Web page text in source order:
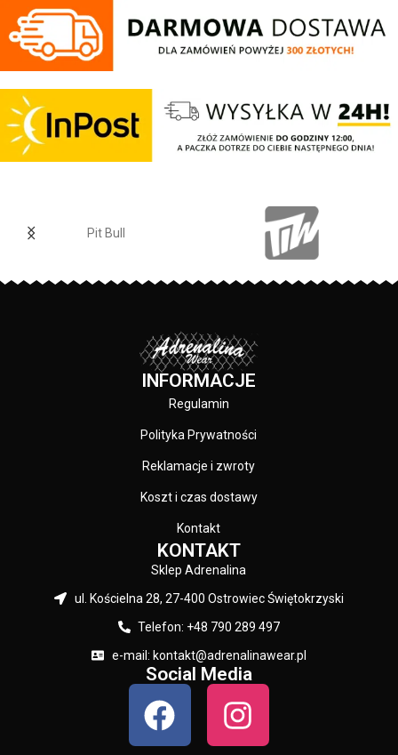
dotyku - mocne żebrowane
ściągacze na rękawach oraz u
dołu bluzy - żebrowany kołnierz -
ściągacze rękawów dodatkowo
posiadają otwory na kciuk - od
wewnętrznej strony lamówka przy
karku chroniąca przed otarciami -
silikonowa kwadratowa naszywka
na lewym rękawie z logo marki Pit
specjalistyczną technologią
bawełna / 20% poliester
Granatowy
dołu bluzy - żebrowany kołnierz -
ściągacze rękawów dodatkowo
posiadają otwory na kciuk - od
silikonowa kwadratowa naszywka
na lewym rękawie z logo marki Pit
Bull - duży nadruk na plecach oraz
sitodruku przez co są bardzo
trwałe - skład materiału: 80%
bawełna / 20% poliester
PRODUCENT: Pit Bull
KOLOR:
Pit Bull
INFORMACJE
Regulamin
Polityka Prywatności
Reklamacje i zwroty
Koszt i czas dostawy
Kontakt
KONTAKT
Sklep Adrenalina
ul. Kościelna 28, 27-400 Ostrowiec Świętokrzyski
Telefon: +48 790 289 497
e-mail: kontakt@adrenalinawear.pl
Social Media